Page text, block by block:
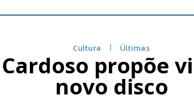
Cultura Últimas
propõe
novo disco